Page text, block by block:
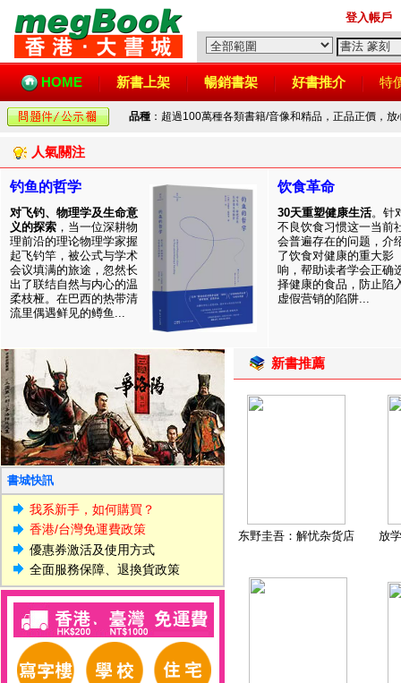
登入帳戶
HOME 新書上架 暢銷書架 好書推介 特
品種 ：超過100萬種各類書籍/音像和精品，正品正價，
人氣關注
钓鱼的哲学
对飞钓、物理学及生命意
义的探索 ，当一位深耕物
理前沿的理论物理学家握
起飞钓竿，被公式与学术
会议填满的旅途，忽然长
出了联结自然与内心的温
柔枝桠。在巴西的热带清
流里偶遇鲜见的鳟鱼...
饮食革命
30天重塑健康生活。针
不良饮食习惯这一当前
会普遍存在的问题，介
了饮食对健康的重大影
响，帮助读者学会正确
择健康的食品，防止陷
虚假营销的陷阱...
書城快訊
我系新手，如何購買？
香港/台灣免運費政策
優惠券激活及使用方式
全面服務保障、退換貨政策
新書推薦
东野圭吾：解忧杂货店 放